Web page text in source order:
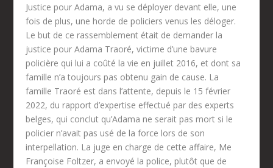
Justice pour Adama, a vu se déployer devant elle, une
fois de plus, une horde de policiers venus les déloger.
Le but de ce rassemblement était de demander la
justice pour Adama Traoré, victime d’une bavure
policière qui lui a coûté la vie en juillet 2016, et dont sa
famille n’a toujours pas obtenu gain de cause. La
famille Traoré est dans l’attente, depuis le 15 février
2022, du rapport d’expertise effectué par des experts
belges, qui conclut qu’Adama ne serait pas mort si le
policier n’avait pas usé de la force lors de son
interpellation. La juge en charge de cette affaire, Me
Françoise Foltzer, a envoyé la police, plutôt que de